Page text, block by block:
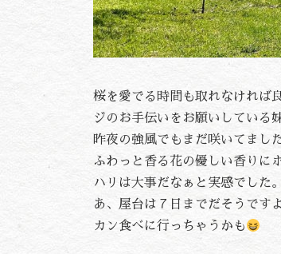
桜を愛でる時間も取れなければ
ジのお手伝いをお願いしている
昨夜の強風でもまだ咲いてまし
ふわっと香る花の優しい香りに
ハリは大事だなぁと実感でした。
あ、屋台は７日までだそうです
カン食べに行っちゃうかも